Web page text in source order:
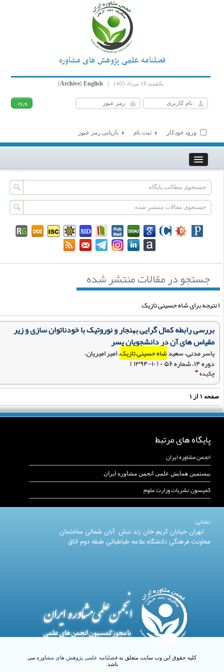
فصلنامه علمی پژوهش های مشاوره
یکشنبه 18 مرداد 1405 |
English
[Archive]
ورود خودکار ثبت نام بازیابی رمز عبور
جستجو در مقالات منتشر شده
بررسی رابطه کمال گرایی بهنجار و نوروتیک با خودناتوان سازی و زیر
مقیاس های آن در دانشجویان پسر
یاسر مدنی، سعیدشاه حسینی تازیک، امیر امیریان،
دوره ۱۴، شماره ۵۶ - ( ۱۰-۱۳۹۴ )
چکیده
۱از ۱
پایگاه های مرتبط
انجمن مشاوره ایران
بیستمین همایش علمی انجمن مشاوره ایران
کمیسون نشریات وزارت علوم
نشانی:
تهران خیابان کریم خان زند نبش آبان شمالی ساختمان
معاونت فرهنگی دانشگاه علامه طباطبائی طبقه دوم اتاق
کلیه حقوق این وب سایت متعلق به فصلنامه علمی پژوهش های مشاورهمی
باشد.